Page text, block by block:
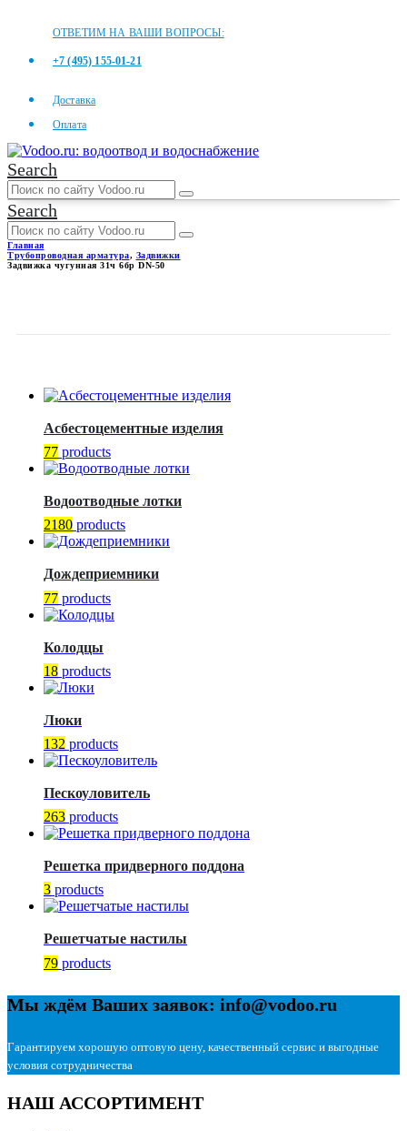
ОТВЕТИМ НА ВАШИ ВОПРОСЫ:
+7 (495) 155-01-21
Доставка
Оплата
Search
Search
Главная
Трубопроводная арматура, Задвижки
Задвижка чугунная 31ч 6бр DN-50
Асбестоцементные изделия
77 products
Водоотводные лотки
2180 products
Дождеприемники
77 products
Колодцы
18 products
Люки
132 products
Пескоуловитель
263 products
Решетка придверного поддона
3 products
Решетчатые настилы
79 products
Мы ждём Ваших заявок: info@vodoo.ru
Гарантируем хорошую оптовую цену, качественный сервис и выгодные
условия сотрудничества
НАШ АССОРТИМЕНТ